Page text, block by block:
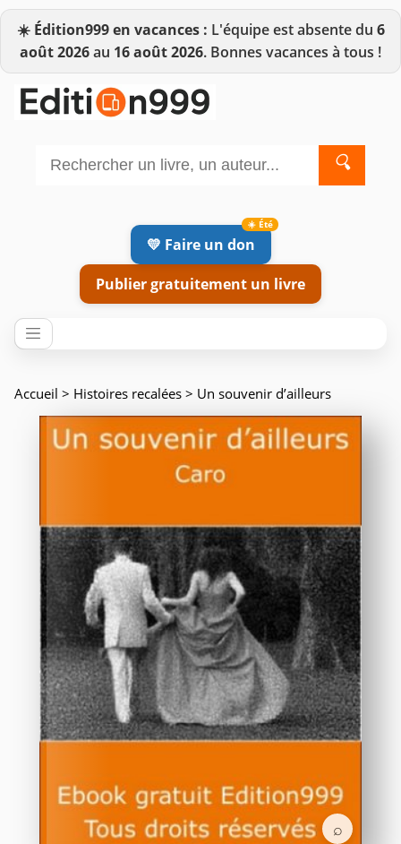
☀️ Édition999 en vacances : L'équipe est absente du 6
août 2026au 16 août 2026. Bonnes vacances à tous !
🔍
💛 Faire un don
Publier gratuitement un livre
Accueil > Histoires recalées > Un souvenir d’ailleurs
⌕